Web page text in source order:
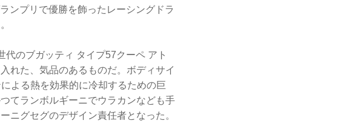
ンプリで優勝を飾ったレーシングドラ
のブガッティ タイプ57クーペ アト
れた、気品のあるものだ。ボディサイ
よる熱を効果的に冷却するための巨
てランボルギーニでウラカンなども手
ニグセグのデザイン責任者となった。